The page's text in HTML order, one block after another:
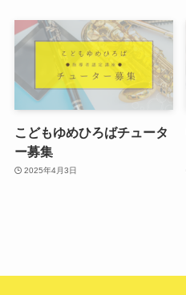
こどもゆめひろばチュータ
ー募集
2025年4月3日